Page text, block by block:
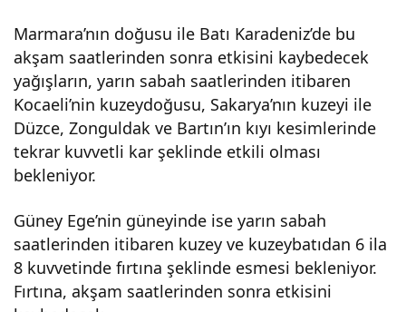
Marmara’nın doğusu ile Batı Karadeniz’de bu
akşam saatlerinden sonra etkisini kaybedecek
yağışların, yarın sabah saatlerinden itibaren
Kocaeli’nin kuzeydoğusu, Sakarya’nın kuzeyi ile
Düzce, Zonguldak ve Bartın’ın kıyı kesimlerinde
tekrar kuvvetli kar şeklinde etkili olması
bekleniyor.
Güney Ege’nin güneyinde ise yarın sabah
saatlerinden itibaren kuzey ve kuzeybatıdan 6 ila
8 kuvvetinde fırtına şeklinde esmesi bekleniyor.
Fırtına, akşam saatlerinden sonra etkisini